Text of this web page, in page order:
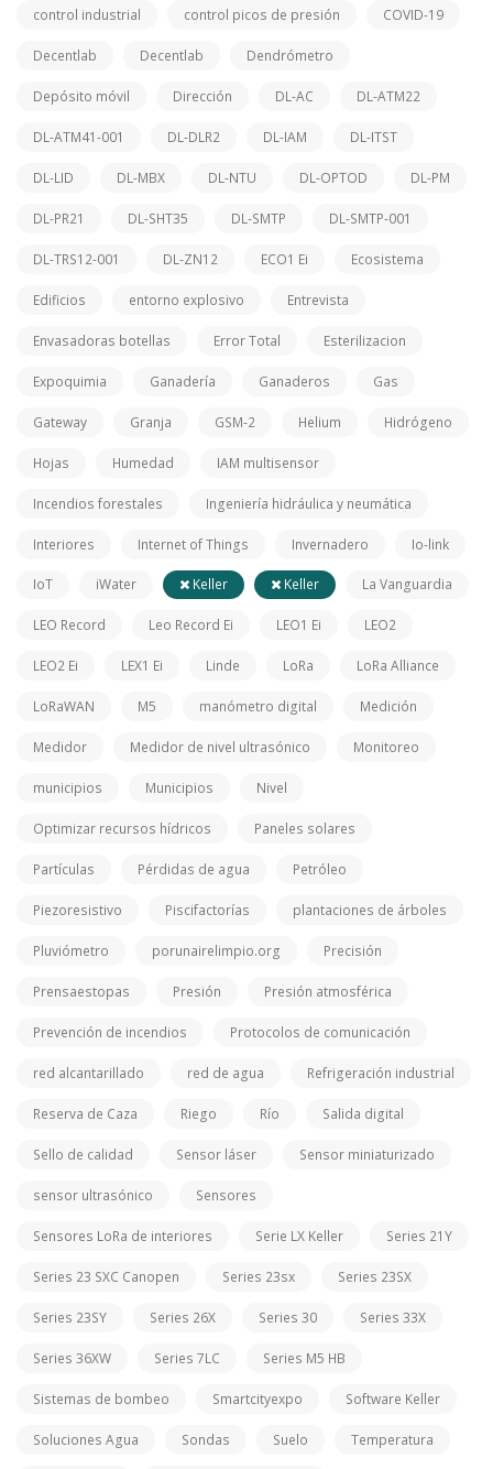
control industrial control picos de presión COVID-19
Decentlab Decentlab Dendrómetro
Depósito móvil Dirección DL-AC DL-ATM22
DL-ATM41-001 DL-DLR2 DL-IAM DL-ITST
DL-LID DL-MBX DL-NTU DL-OPTOD DL-PM
DL-PR21 DL-SHT35 DL-SMTP DL-SMTP-001
DL-TRS12-001 DL-ZN12 ECO1 Ei Ecosistema
Edificios entorno explosivo Entrevista
Envasadoras botellas Error Total Esterilizacion
Expoquimia Ganadería Ganaderos Gas
Gateway Granja GSM-2 Helium Hidrógeno
Hojas Humedad IAM multisensor
Incendios forestales Ingeniería hidráulica y neumática
Interiores Internet of Things Invernadero Io-link
IoT iWater Keller Keller La Vanguardia
LEO Record Leo Record Ei LEO1 Ei LEO2
LEO2 Ei LEX1 Ei Linde LoRa LoRa Alliance
LoRaWAN M5 manómetro digital Medición
Medidor Medidor de nivel ultrasónico Monitoreo
municipios Municipios Nivel
Optimizar recursos hídricos Paneles solares
Partículas Pérdidas de agua Petróleo
Piezoresistivo Piscifactorías plantaciones de árboles
Pluviómetro porunairelimpio.org Precisión
Prensaestopas Presión Presión atmosférica
Prevención de incendios Protocolos de comunicación
red alcantarillado red de agua Refrigeración industrial
Reserva de Caza Riego Río Salida digital
Sello de calidad Sensor láser Sensor miniaturizado
sensor ultrasónico Sensores
Sensores LoRa de interiores Serie LX Keller Series 21Y
Series 23 SXC Canopen Series 23sx Series 23SX
Series 23SY Series 26X Series 30 Series 33X
Series 36XW Series 7LC Series M5 HB
Sistemas de bombeo Smartcityexpo Software Keller
Soluciones Agua Sondas Suelo Temperatura